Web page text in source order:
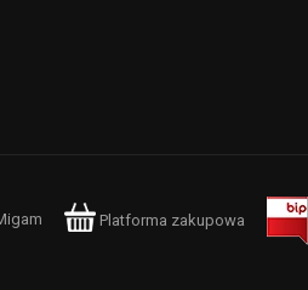
Platforma zakupowa